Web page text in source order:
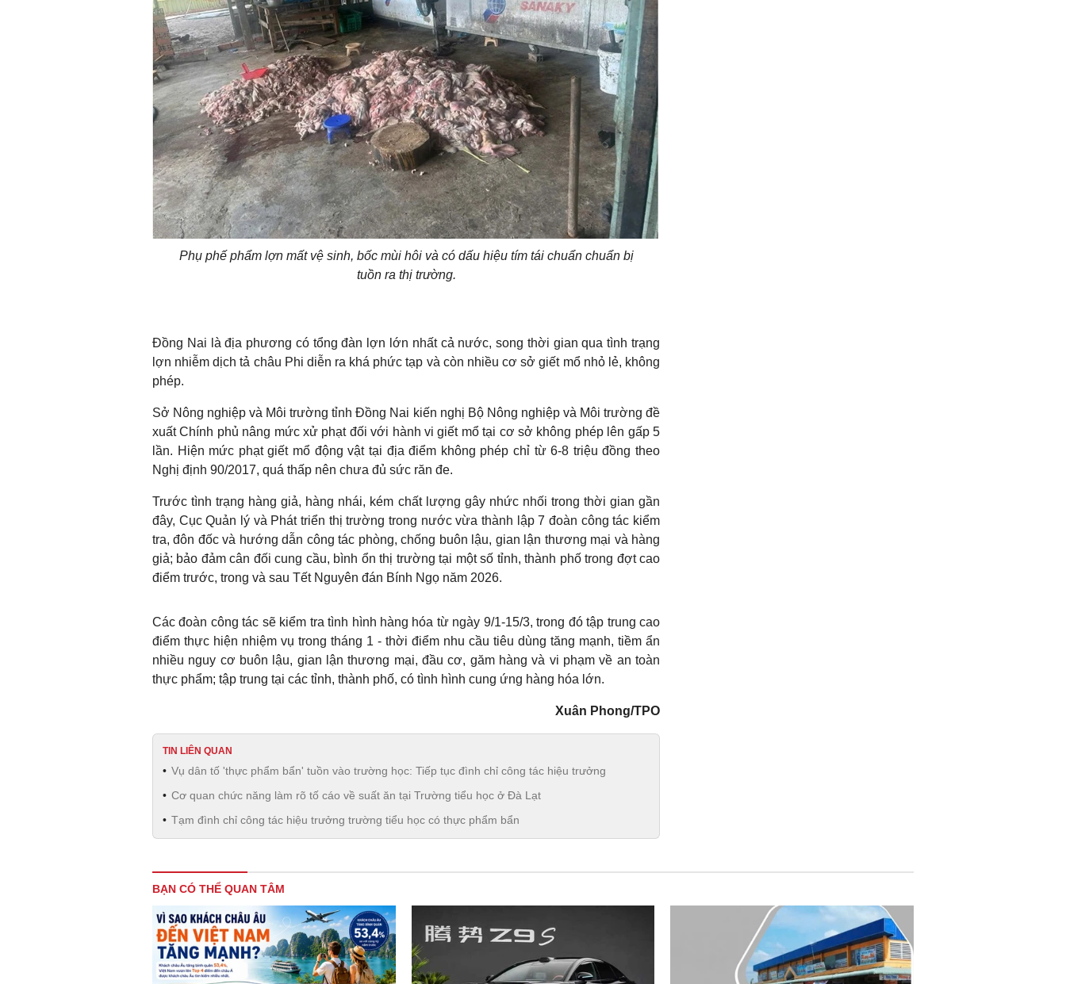
Phụ phế phẩm lợn mất vệ sinh, bốc mùi hôi và có dấu hiệu tím tái chuẩn chuẩn bị
tuồn ra thị trường.
Đồng Nai là địa phương có tổng đàn lợn lớn nhất cả nước, song thời gian qua tình trạng
lợn nhiễm dịch tả châu Phi diễn ra khá phức tạp và còn nhiều cơ sở giết mổ nhỏ lẻ, không
phép.
Sở Nông nghiệp và Môi trường tỉnh Đồng Nai kiến nghị Bộ Nông nghiệp và Môi trường đề
xuất Chính phủ nâng mức xử phạt đối với hành vi giết mổ tại cơ sở không phép lên gấp 5
lần. Hiện mức phạt giết mổ động vật tại địa điểm không phép chỉ từ 6-8 triệu đồng theo
Nghị định 90/2017, quá thấp nên chưa đủ sức răn đe.
Trước tình trạng hàng giả, hàng nhái, kém chất lượng gây nhức nhối trong thời gian gần
đây, Cục Quản lý và Phát triển thị trường trong nước vừa thành lập 7 đoàn công tác kiểm
tra, đôn đốc và hướng dẫn công tác phòng, chống buôn lậu, gian lận thương mại và hàng
giả; bảo đảm cân đối cung cầu, bình ổn thị trường tại một số tỉnh, thành phố trong đợt cao
điểm trước, trong và sau Tết Nguyên đán Bính Ngọ năm 2026.
Các đoàn công tác sẽ kiểm tra tình hình hàng hóa từ ngày 9/1-15/3, trong đó tập trung cao
điểm thực hiện nhiệm vụ trong tháng 1 - thời điểm nhu cầu tiêu dùng tăng mạnh, tiềm ẩn
nhiều nguy cơ buôn lậu, gian lận thương mại, đầu cơ, găm hàng và vi phạm về an toàn
thực phẩm; tập trung tại các tỉnh, thành phố, có tình hình cung ứng hàng hóa lớn.
Xuân Phong/TPO
TIN LIÊN QUAN
Vụ dân tố 'thực phẩm bẩn' tuồn vào trường học: Tiếp tục đình chỉ công tác hiệu trưởng
Cơ quan chức năng làm rõ tố cáo về suất ăn tại Trường tiểu học ở Đà Lạt
Tạm đình chỉ công tác hiệu trưởng trường tiểu học có thực phẩm bẩn
BẠN CÓ THỂ QUAN TÂM